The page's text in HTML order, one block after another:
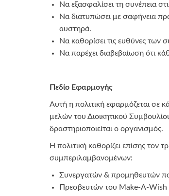
Να εξασφαλίσει τη συνέπεια
Να διατυπώσει με σαφήνεια
αυστηρά.
Να καθορίσει τις ευθύνες
Να παρέχει διαβεβαίωση ότι
Πεδίο Εφαρμογής
Αυτή η πολιτική εφαρμόζεται
μελών του Διοικητικού
δραστηριοποιείται ο οργανισμός.
Η πολιτική καθορίζει επίσης
συμπεριλαμβανομένων:
Συνεργατών & προμηθευτών
Πρεσβευτών του Make-A-Wish